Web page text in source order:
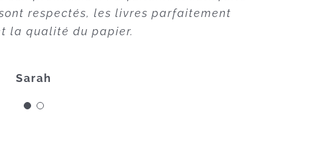
respectés, les livres parfaitement
la qualité du papier.
Sarah
capable d’être l’interlocuteur
conseiller sur :